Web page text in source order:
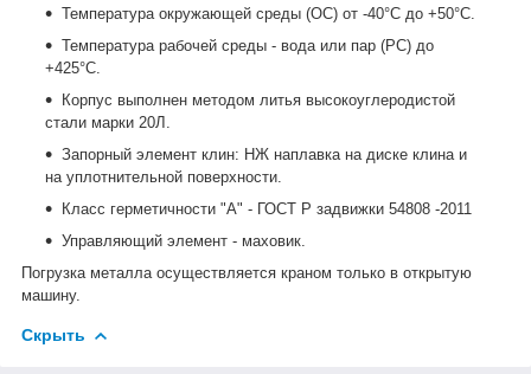
Температура окружающей среды (ОС) от -40°С до +50°С.
Температура рабочей среды - вода или пар (РС) до
+425°С.
Корпус выполнен методом литья высокоуглеродистой
стали марки 20Л.
Запорный элемент клин: НЖ наплавка на диске клина и
на уплотнительной поверхности.
Класс герметичности "А" - ГОСТ Р задвижки 54808 -2011
Управляющий элемент - маховик.
Погрузка металла осуществляется краном только в открытую
машину.
Скрыть